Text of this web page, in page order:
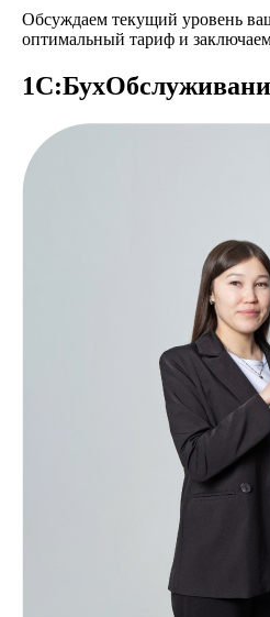
Обсуждаем текущий уровень
оптимальный тариф и